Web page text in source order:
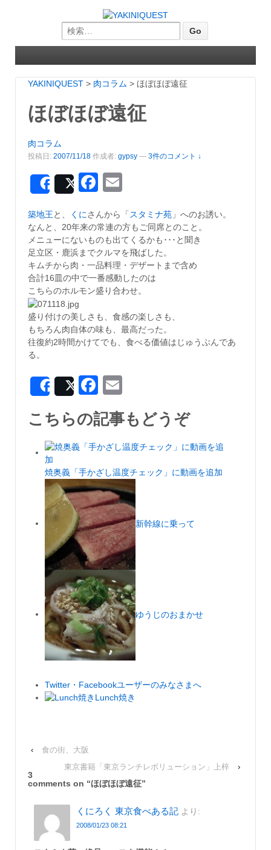
Search for:
YAKINIQUEST > 肉コラム > ほぼほぼ遠征
ほぼほぼ遠征
肉コラム
投稿日: 2007/11/18 作成者: gypsy — 3件のコメント ↓
SharePostFacebook
築地王と、 くにさんから「 スタミナ苑 」へのお誘い。
なんと、20年来の常連の方もご同席とのこと。
メニューにないものも出てくるかも･･･と聞き
足立区・鹿浜までクルマを飛ばした。
キムチから肉・一品料理・デザートまで含め
合計16皿の中で一番感動したのは
こちらのホルモン盛り合わせ。
盛り付けの美しさも、食感の楽しさも、
もちろん肉自体の味も、最高だった。
往復約2時間かけてでも、食べる価値はじゅうぶんであ
る。
SharePostFacebook
こちらの記事もどうぞ
焼奥義「手かざし温度チェック」に動画を追加
新幹線に乗って
ゆうじのおまかせ
Twitter・Facebookユーザーのみなさまへ
Lunch焼き
‹
食の街、大阪
東京書籍「東京ランチレボリューション」上梓
›
3
comments on “ほぼほぼ遠征”
くにろく 東京食べある記 より:
2008/01/23 08:21